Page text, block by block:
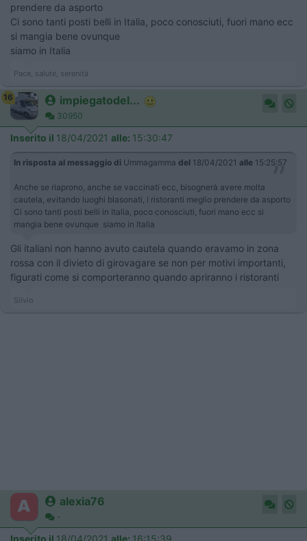
prendere da asporto
Ci sono tanti posti belli in Italia, poco conosciuti, fuori mano ecc
si mangia bene ovunque
siamo in Italia
Pace, salute, serenità
16 impiegatodel...
30950
Inserito il 18/04/2021 alle: 15:30:47
In risposta al messaggio di Ummagamma del 18/04/2021 alle 15:25:57
Anche se riaprono, anche se vaccinati ecc, bisognerà avere molta
cautela, evitando luoghi blasonati, i ristoranti meglio prendere da asporto
Ci sono tanti posti belli in Italia, poco conosciuti, fuori mano ecc si
mangia bene ovunque siamo in Italia
Gli italiani non hanno avuto cautela quando eravamo in zona
rossa con il divieto di girovagare se non per motivi importanti,
figurati come si comporteranno quando apriranno i ristoranti
Silvio
alexia76
-